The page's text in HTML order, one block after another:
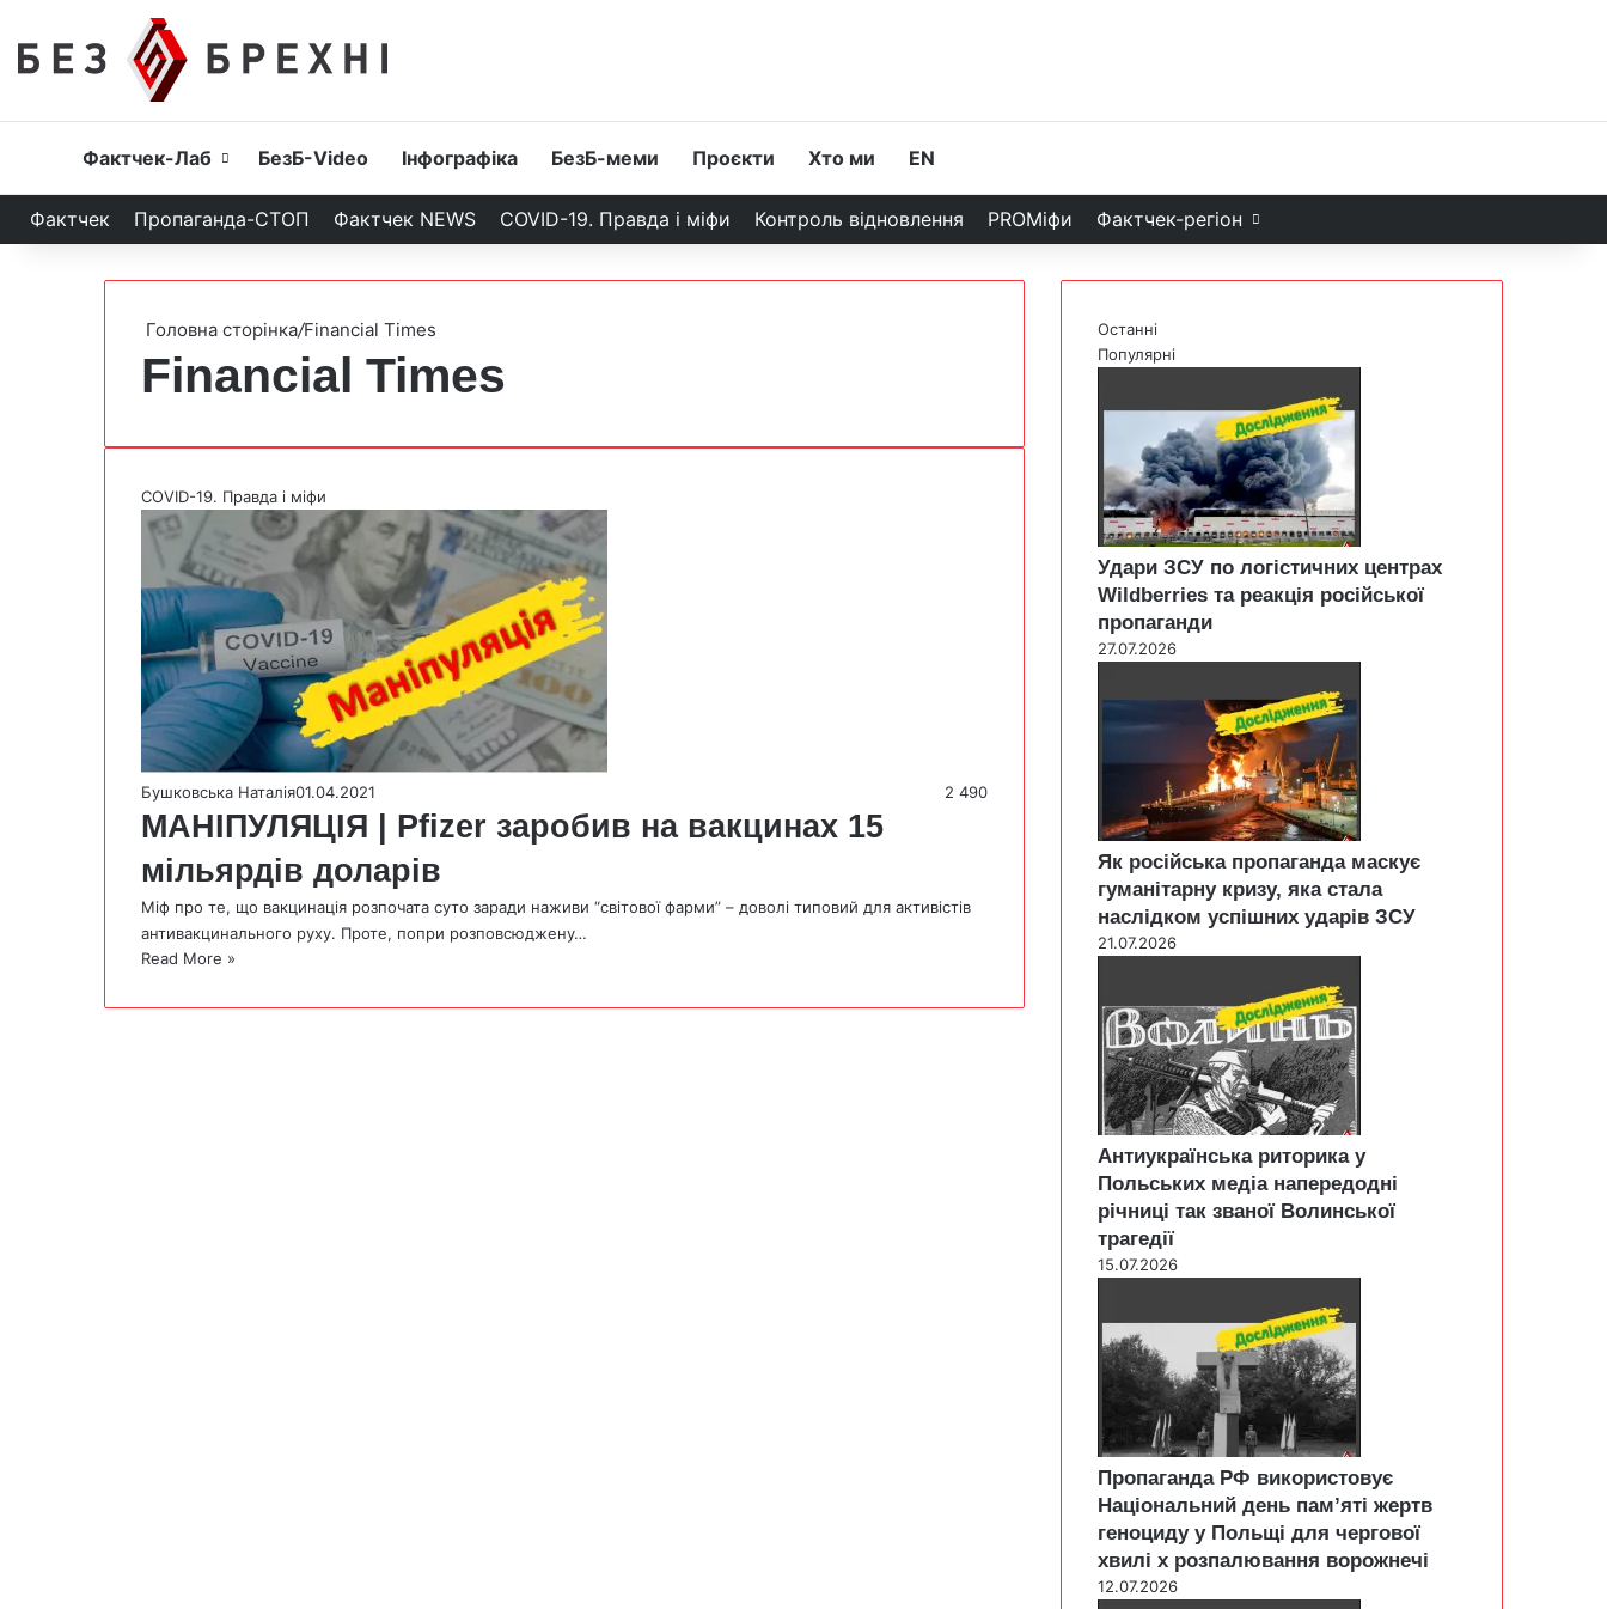
Головна
Фактчек-Лаб БезБ-Video Інфографіка БезБ-меми Проєкти Хто ми EN
Фактчек Пропаганда-СТОП Фактчек NEWS COVID-19. Правда і міфи Контроль відновлення PROМіфи Фактчек-регіон
Головна сторінка/Financial Times
Financial Times
COVID-19. Правда і міфи
Бушковська Наталія01.04.2021 2 490
МАНІПУЛЯЦІЯ | Pfizer заробив на вакцинах 15
мільярдів доларів
Міф про те, що вакцинація розпочата суто заради наживи “світової фарми” – доволі типовий для активістів
антивакцинального руху. Проте, попри розповсюджену…
Read More »
Останні
Популярні
Удари ЗСУ по логістичних центрах
Wildberries та реакція російської
пропаганди
27.07.2026
Як російська пропаганда маскує
гуманітарну кризу, яка стала
наслідком успішних ударів ЗСУ
21.07.2026
Антиукраїнська риторика у
Польських медіа напередодні
річниці так званої Волинської
трагедії
15.07.2026
Пропаганда РФ використовує
Національний день пам’яті жертв
геноциду у Польщі для чергової
хвилі х розпалювання ворожнечі
12.07.2026